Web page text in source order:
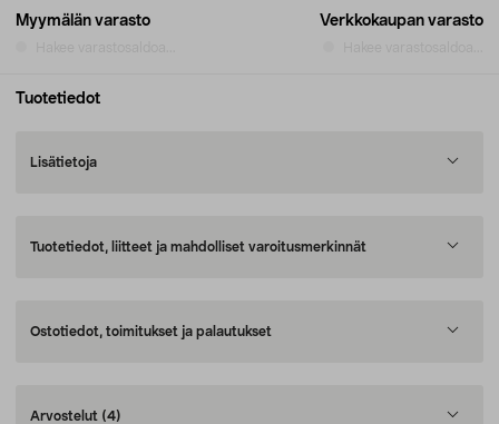
Myymälän varasto Verkkokaupan varasto
Tuotetiedot
Lisätietoja
Tuotetiedot, liitteet ja mahdolliset varoitusmerkinnät
Ostotiedot, toimitukset ja palautukset
Arvostelut (4)